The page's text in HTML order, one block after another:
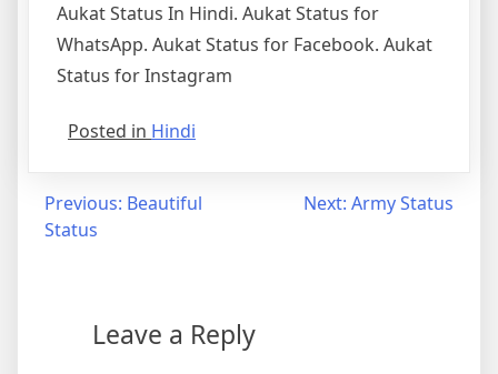
Aukat Status In Hindi. Aukat Status for
WhatsApp. Aukat Status for Facebook. Aukat
Status for Instagram
Posted in Hindi
Post
navigation
Previous: Beautiful
Status
Next: Army Status
Leave a Reply